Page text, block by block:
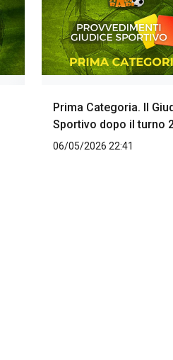
Prima Categoria. Il
Sportivo dopo il turno
06/05/2026 22:41